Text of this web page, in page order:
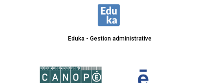
Eduka - Gestion administrative